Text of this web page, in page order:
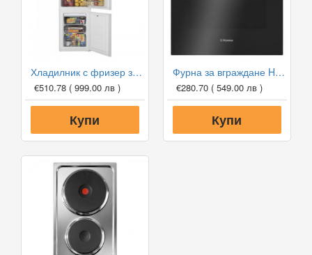
Хладилник с фризер за вграждане HANSA BK316.3FA
€510.78 ( 999.00 лв )
Купи
Фурна за вграждане HANSA BOEI68461
€280.70 ( 549.00 лв )
Купи